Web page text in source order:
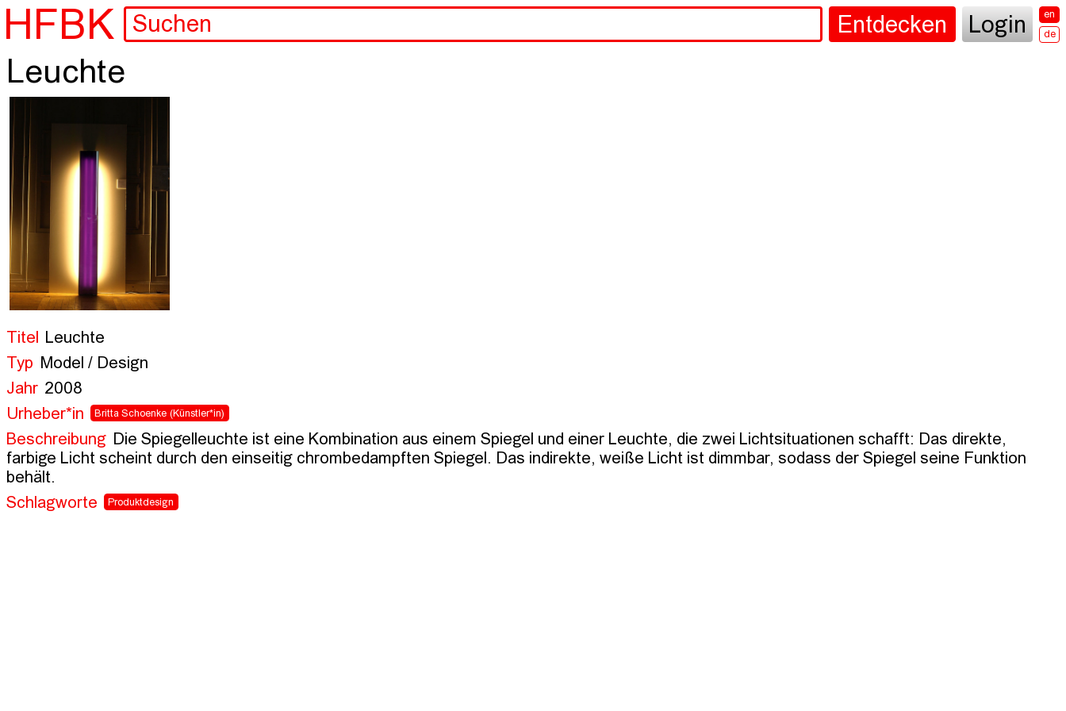
HFBK Entdecken Login
en
de
Leuchte
Titel
Leuchte
Typ Model / Design
Jahr 2008
Urheber*in
Britta Schoenke (Künstler*in)
Beschreibung Die Spiegelleuchte ist eine Kombination aus einem Spiegel und einer Leuchte, die zwei Lichtsituationen schafft: Das direkte,
farbige Licht scheint durch den einseitig chrombedampften Spiegel. Das indirekte, weiße Licht ist dimmbar, sodass der Spiegel seine Funktion
behält.
Schlagworte
Produktdesign